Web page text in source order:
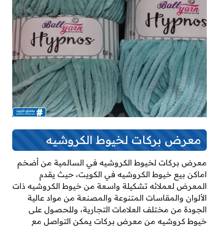
معرض بركات لخيوط الكروشيه
معرض بركات لخيوط الكروشيه في السالمية من أضخم
اماكن بيع خيوط الكروشيه في الكويت، حيث يقدم
المعرض لعملائه تشكيلة واسعة من خيوط الكروشيه ذات
الألوان والمقاسات المتنوعة والمصنعة من مواد عالية
الجودة من مختلف العلامات التجارية، وللحصول على
خيوط كروشيه من معرض بركات يمكن التواصل مع